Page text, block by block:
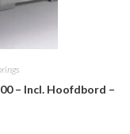
– Incl. Hoofdbord –